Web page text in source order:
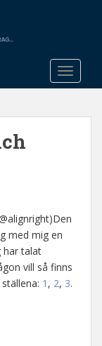
med mig en
har talat
vill så finns
1 , 2, 3.